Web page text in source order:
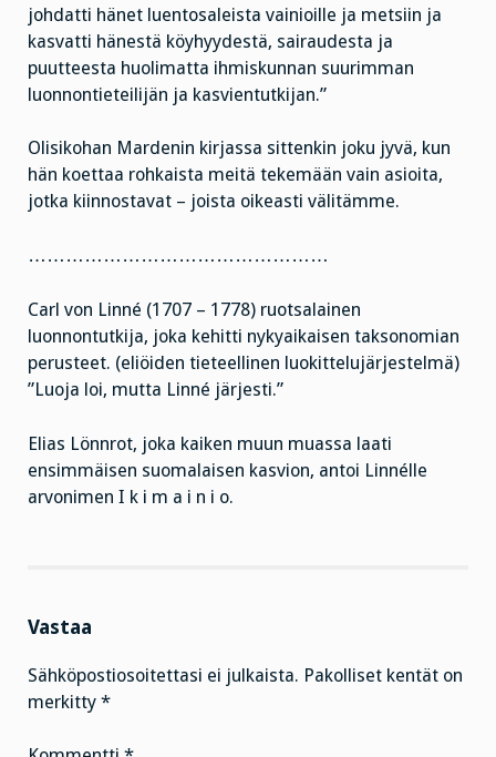
johdatti hänet luentosaleista vainioille ja metsiin ja
kasvatti hänestä köyhyydestä, sairaudesta ja
puutteesta huolimatta ihmiskunnan suurimman
luonnontieteilijän ja kasvientutkijan.”
Olisikohan Mardenin kirjassa sittenkin joku jyvä, kun
hän koettaa rohkaista meitä tekemään vain asioita,
jotka kiinnostavat – joista oikeasti välitämme.
…………………………………………
Carl von Linné (1707 – 1778) ruotsalainen
luonnontutkija, joka kehitti nykyaikaisen taksonomian
perusteet. (eliöiden tieteellinen luokittelujärjestelmä)
”Luoja loi, mutta Linné järjesti.”
Elias Lönnrot, joka kaiken muun muassa laati
ensimmäisen suomalaisen kasvion, antoi Linnélle
arvonimen I k i m a i n i o.
Vastaa
Sähköpostiosoitettasi ei julkaista. Pakolliset kentät on
merkitty *